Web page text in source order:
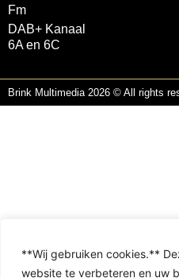
**Wij gebruiken cookies.**
website te verbeteren en uw
Fm
DAB+ Kanaal
6A en 6C
Brink Multimedia 2026 © All rights